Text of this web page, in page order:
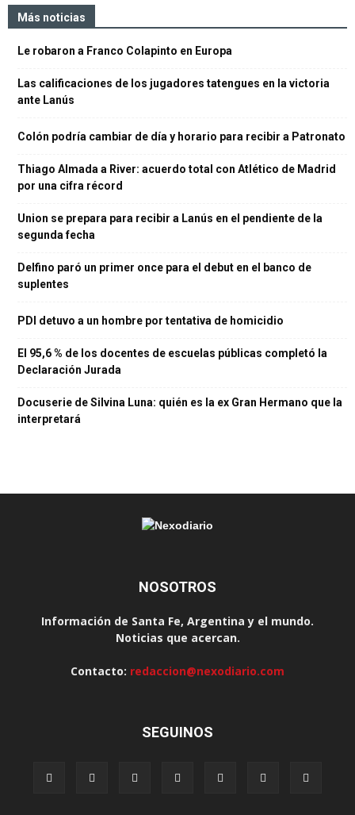
Más noticias
Le robaron a Franco Colapinto en Europa
Las calificaciones de los jugadores tatengues en la victoria
ante Lanús
Colón podría cambiar de día y horario para recibir a Patronato
Thiago Almada a River: acuerdo total con Atlético de Madrid
por una cifra récord
Union se prepara para recibir a Lanús en el pendiente de la
segunda fecha
Delfino paró un primer once para el debut en el banco de
suplentes
PDI detuvo a un hombre por tentativa de homicidio
El 95,6 % de los docentes de escuelas públicas completó la
Declaración Jurada
Docuserie de Silvina Luna: quién es la ex Gran Hermano que la
interpretará
NOSOTROS
Información de Santa Fe, Argentina y el mundo.
Noticias que acercan.
Contacto: redaccion@nexodiario.com
SEGUINOS